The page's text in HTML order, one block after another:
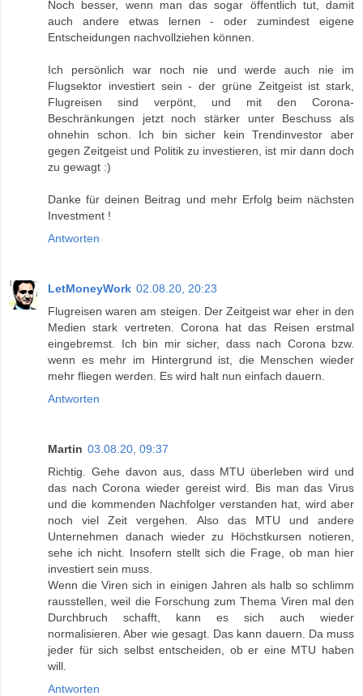
Noch besser, wenn man das sogar öffentlich tut, damit
auch andere etwas lernen - oder zumindest eigene
Entscheidungen nachvollziehen können.
Ich persönlich war noch nie und werde auch nie im
Flugsektor investiert sein - der grüne Zeitgeist ist stark,
Flugreisen sind verpönt, und mit den Corona-
Beschränkungen jetzt noch stärker unter Beschuss als
ohnehin schon. Ich bin sicher kein Trendinvestor aber
gegen Zeitgeist und Politik zu investieren, ist mir dann doch
zu gewagt :)
Danke für deinen Beitrag und mehr Erfolg beim nächsten
Investment !
Antworten
LetMoneyWork 02.08.20, 20:23
Flugreisen waren am steigen. Der Zeitgeist war eher in den
Medien stark vertreten. Corona hat das Reisen erstmal
eingebremst. Ich bin mir sicher, dass nach Corona bzw.
wenn es mehr im Hintergrund ist, die Menschen wieder
mehr fliegen werden. Es wird halt nun einfach dauern.
Antworten
Martin 03.08.20, 09:37
Richtig. Gehe davon aus, dass MTU überleben wird und
das nach Corona wieder gereist wird. Bis man das Virus
und die kommenden Nachfolger verstanden hat, wird aber
noch viel Zeit vergehen. Also das MTU und andere
Unternehmen danach wieder zu Höchstkursen notieren,
sehe ich nicht. Insofern stellt sich die Frage, ob man hier
investiert sein muss.
Wenn die Viren sich in einigen Jahren als halb so schlimm
rausstellen, weil die Forschung zum Thema Viren mal den
Durchbruch schafft, kann es sich auch wieder
normalisieren. Aber wie gesagt. Das kann dauern. Da muss
jeder für sich selbst entscheiden, ob er eine MTU haben
will.
Antworten